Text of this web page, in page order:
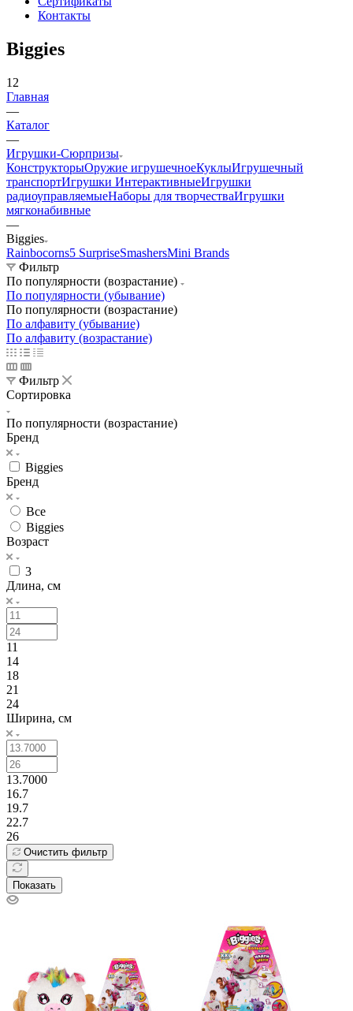
Контакты
Biggies
12
Главная
—
Каталог
—
Игрушки-Сюрпризы
КонструкторыОружие игрушечноеКуклыИгрушечный
транспортИгрушки ИнтерактивныеИгрушки
радиоуправляемыеНаборы для творчестваИгрушки
мягконабивные
—
Biggies
Rainbocorns5 SurpriseSmashersMini Brands
Фильтр
По популярности (возрастание)
По популярности (убывание)
По популярности (возрастание)
По алфавиту (убывание)
По алфавиту (возрастание)
Фильтр
Сортировка
По популярности (возрастание)
Бренд
Biggies
Бренд
Все
Biggies
Возраст
3
Длина, см
11
14
18
21
24
Ширина, см
13.7000
16.7
19.7
22.7
26
Очистить фильтр
Показать